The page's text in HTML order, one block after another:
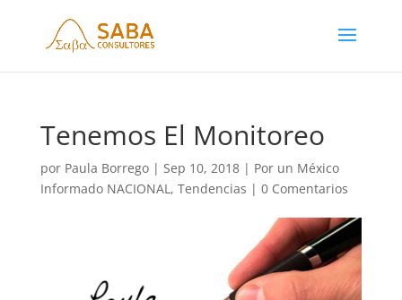
Tenemos El Monitoreo
por Paula Borrego| Sep 10, 2018| Por un México
Informado NACIONAL, Tendencias | 0 Comentarios